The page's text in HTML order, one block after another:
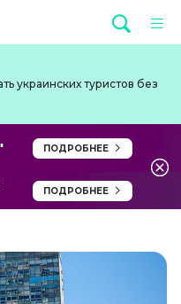
украинских туристов без
ПОДРОБНЕЕ
ПОДРОБНЕЕ